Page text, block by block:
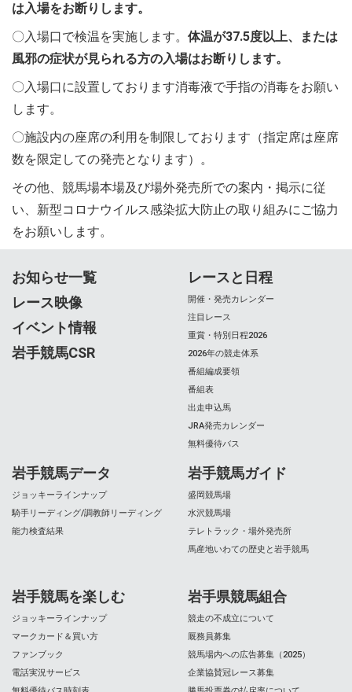
は入場をお断りします。
〇入場口で検温を実施します。 体温が37.5度以上、または
風邪の症状が見られる方の入場はお断りします。
〇入場口に設置しております消毒液で手指の消毒をお願い
します。
〇施設内の座席の利用を制限しております（指定席は座席
数を限定しての発売となります）。
その他、競馬場本場及び場外発売所での案内・掲示に従
い、新型コロナウイルス感染拡大防止の取り組みにご協力
をお願いします。
お知らせ一覧
レース映像
イベント情報
岩手競馬CSR
レースと日程
開催・発売カレンダー
注目レース
重賞・特別日程2026
2026年の競走体系
番組編成要領
番組表
出走申込馬
JRA発売カレンダー
無料優待バス
岩手競馬データ
ジョッキーラインナップ
騎手リーディング/調教師リーディング
能力検査結果
岩手競馬ガイド
盛岡競馬場
水沢競馬場
テレトラック・場外発売所
馬産地いわての歴史と岩手競馬
岩手競馬を楽しむ
ジョッキーラインナップ
マークカード＆買い方
ファンブック
電話実況サービス
岩手県競馬組合
競走の不成立について
厩務員募集
競馬場内への広告募集（2025）
企業協賛冠レース募集